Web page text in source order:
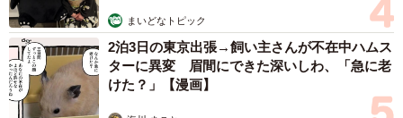
まいどなトピック
2泊3日の東京出張→飼い主さんが不在中ハムス
ターに異変 眉間にできた深いしわ、「急に老
けた？」【漫画】